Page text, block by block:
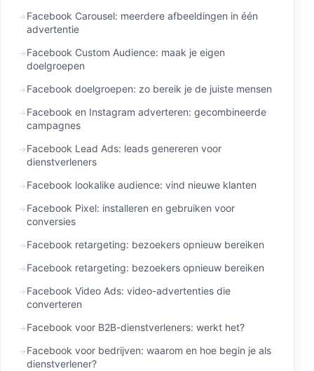
Facebook Carousel: meerdere afbeeldingen in één
advertentie
Facebook Custom Audience: maak je eigen
doelgroepen
Facebook doelgroepen: zo bereik je de juiste mensen
Facebook en Instagram adverteren: gecombineerde
campagnes
Facebook Lead Ads: leads genereren voor
dienstverleners
Facebook lookalike audience: vind nieuwe klanten
Facebook Pixel: installeren en gebruiken voor
conversies
Facebook retargeting: bezoekers opnieuw bereiken
Facebook retargeting: bezoekers opnieuw bereiken
Facebook Video Ads: video-advertenties die
converteren
Facebook voor B2B-dienstverleners: werkt het?
Facebook voor bedrijven: waarom en hoe begin je als
dienstverlener?